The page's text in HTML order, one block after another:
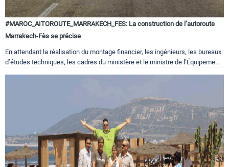
#MAROC_AITOROUTE_MARRAKECH_FES: La construction de l’autoroute
Marrakech-Fès se précise
En attendant la réalisation du montage financier, les ingénieurs, les bureaux
d’études techniques, les cadres du ministère et le ministre de l’Équipeme...